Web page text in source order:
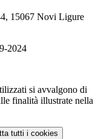
15067 Novi Ligure
2024
si avvalgono di
finalità illustrate nella
tutti i cookies